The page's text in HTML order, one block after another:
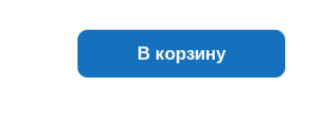
В корзину